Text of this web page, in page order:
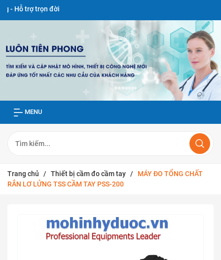
đời
MENU
Trang chủ / Thiết bị cầm đo cầm tay /
MÁY ĐO TỔNG CHẤT
RẮN LƠ LỬNG TSS CẦM TAY PSS-200